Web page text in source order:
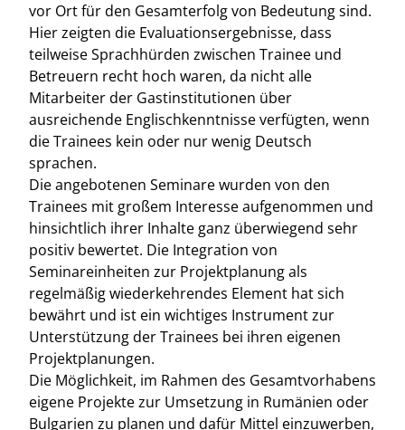
vor Ort für den Gesamterfolg von Bedeutung sind.
Hier zeigten die Evaluationsergebnisse, dass
teilweise Sprachhürden zwischen Trainee und
Betreuern recht hoch waren, da nicht alle
Mitarbeiter der Gastinstitutionen über
ausreichende Englischkenntnisse verfügten, wenn
die Trainees kein oder nur wenig Deutsch
sprachen.
Die angebotenen Seminare wurden von den
Trainees mit großem Interesse aufgenommen und
hinsichtlich ihrer Inhalte ganz überwiegend sehr
positiv bewertet. Die Integration von
Seminareinheiten zur Projektplanung als
regelmäßig wiederkehrendes Element hat sich
bewährt und ist ein wichtiges Instrument zur
Unterstützung der Trainees bei ihren eigenen
Projektplanungen.
Die Möglichkeit, im Rahmen des Gesamtvorhabens
eigene Projekte zur Umsetzung in Rumänien oder
Bulgarien zu planen und dafür Mittel einzuwerben,